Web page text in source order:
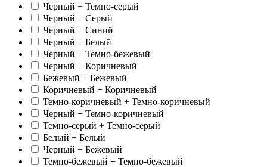
Черный + Темно-серый
Черный + Серый
Черный + Синий
Черный + Белый
Черный + Темно-бежевый
Черный + Коричневый
Бежевый + Бежевый
Коричневый + Коричневый
Темно-коричневый + Темно-коричневый
Черный + Темно-коричневый
Темно-серый + Темно-серый
Белый + Белый
Черный + Бежевый
Темно-бежевый + Темно-бежевый